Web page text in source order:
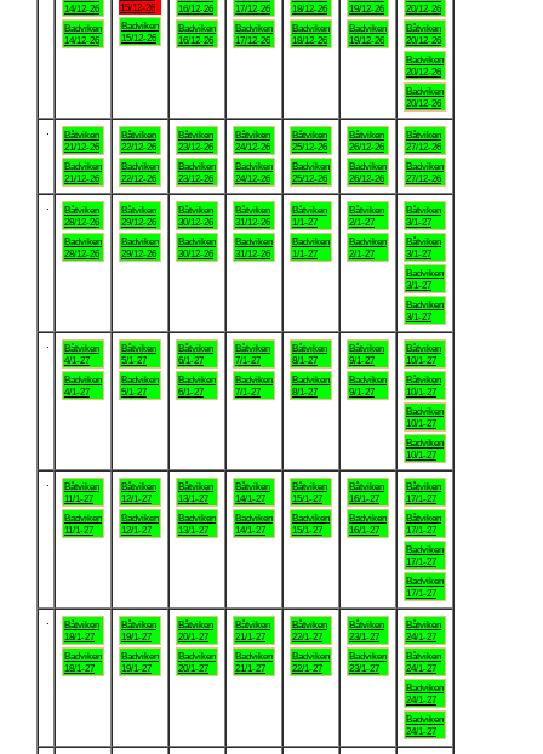
14/12-26
Badviken
14/12-26
15/12-26
Badviken
15/12-26
16/12-26
Badviken
16/12-26
17/12-26
Badviken
17/12-26
18/12-26
Badviken
18/12-26
19/12-26
Badviken
19/12-26
20/12-26
Båtviken
20/12-26
Badviken
20/12-26
Badviken
20/12-26
Båtviken
21/12-26
Badviken
21/12-26
Båtviken
22/12-26
Badviken
22/12-26
Båtviken
23/12-26
Badviken
23/12-26
Båtviken
24/12-26
Badviken
24/12-26
Båtviken
25/12-26
Badviken
25/12-26
Båtviken
26/12-26
Badviken
26/12-26
Båtviken
27/12-26
Badviken
27/12-26
Båtviken
28/12-26
Badviken
28/12-26
Båtviken
29/12-26
Badviken
29/12-26
Båtviken
30/12-26
Badviken
30/12-26
Båtviken
31/12-26
Badviken
31/12-26
Båtviken
1/1-27
Badviken
1/1-27
Båtviken
2/1-27
Badviken
2/1-27
Båtviken
3/1-27
Båtviken
3/1-27
Badviken
3/1-27
Badviken
3/1-27
Båtviken
4/1-27
Badviken
4/1-27
Båtviken
5/1-27
Badviken
5/1-27
Båtviken
6/1-27
Badviken
6/1-27
Båtviken
7/1-27
Badviken
7/1-27
Båtviken
8/1-27
Badviken
8/1-27
Båtviken
9/1-27
Badviken
9/1-27
Båtviken
10/1-27
Båtviken
10/1-27
Badviken
10/1-27
Badviken
10/1-27
Båtviken
11/1-27
Badviken
11/1-27
Båtviken
12/1-27
Badviken
12/1-27
Båtviken
13/1-27
Badviken
13/1-27
Båtviken
14/1-27
Badviken
14/1-27
Båtviken
15/1-27
Badviken
15/1-27
Båtviken
16/1-27
Badviken
16/1-27
Båtviken
17/1-27
Båtviken
17/1-27
Badviken
17/1-27
Badviken
17/1-27
Båtviken
18/1-27
Badviken
18/1-27
Båtviken
19/1-27
Badviken
19/1-27
Båtviken
20/1-27
Badviken
20/1-27
Båtviken
21/1-27
Badviken
21/1-27
Båtviken
22/1-27
Badviken
22/1-27
Båtviken
23/1-27
Badviken
23/1-27
Båtviken
24/1-27
Båtviken
24/1-27
Badviken
24/1-27
Badviken
24/1-27